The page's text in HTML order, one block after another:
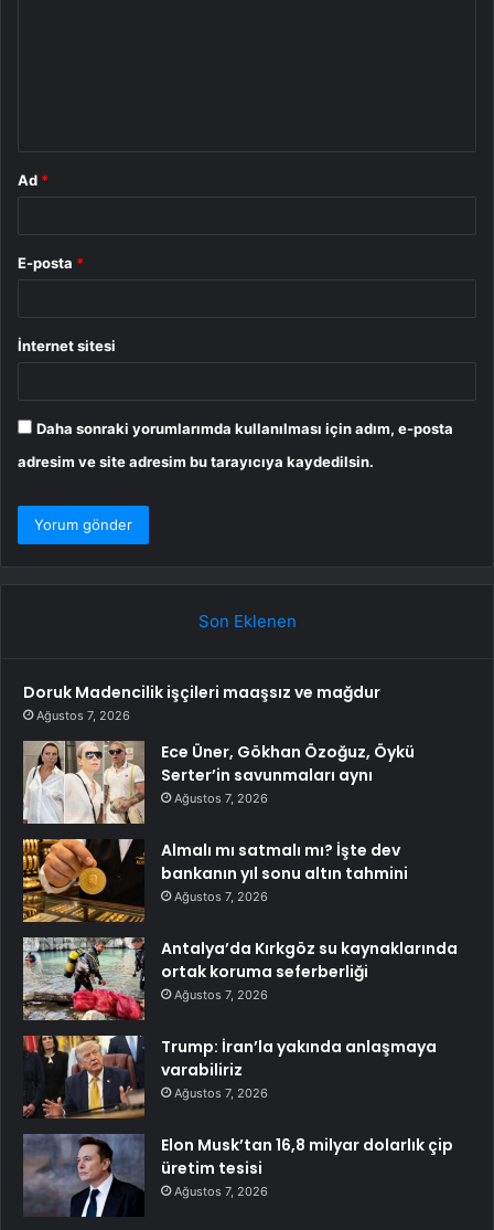
Ad *
E-posta *
İnternet sitesi
Daha sonraki yorumlarımda kullanılması için adım, e-posta
adresim ve site adresim bu tarayıcıya kaydedilsin.
Son Eklenen
Doruk Madencilik işçileri maaşsız ve mağdur
Ağustos 7, 2026
Ece Üner, Gökhan Özoğuz, Öykü
Serter’in savunmaları aynı
Ağustos 7, 2026
Almalı mı satmalı mı? İşte dev
bankanın yıl sonu altın tahmini
Ağustos 7, 2026
Antalya’da Kırkgöz su kaynaklarında
ortak koruma seferberliği
Ağustos 7, 2026
Trump: İran’la yakında anlaşmaya
varabiliriz
Ağustos 7, 2026
Elon Musk’tan 16,8 milyar dolarlık çip
üretim tesisi
Ağustos 7, 2026